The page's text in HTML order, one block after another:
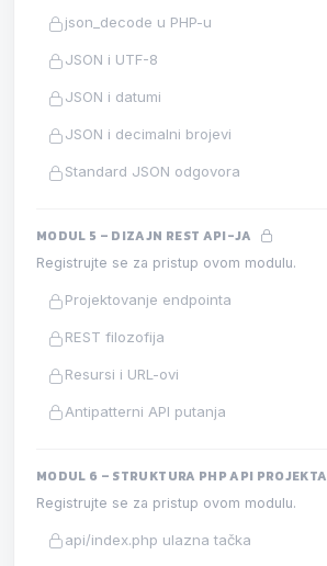
json_decode u PHP-u
JSON i UTF-8
JSON i datumi
JSON i decimalni brojevi
Standard JSON odgovora
MODUL 5 – DIZAJN REST API-JA
Registrujte se za pristup ovom modulu.
Projektovanje endpointa
REST filozofija
Resursi i URL-ovi
Antipatterni API putanja
MODUL 6 – STRUKTURA PHP API PROJEKTA
Registrujte se za pristup ovom modulu.
api/index.php ulazna tačka